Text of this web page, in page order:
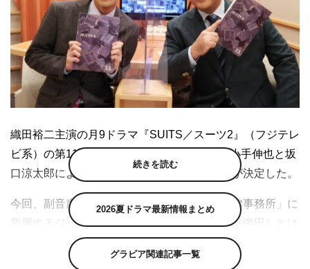
織田裕二主演の月9ドラマ『SUITS／スーツ2』（フジテレ
ビ系）の第11話（9月21日（月）放送）で、小手伸也と坂
口涼太郎による副音声企画が実施されることが決定した。
今回、副音声を担当するのは「幸村・上杉法律事務所」に
所属するジュニアパートナー弁護士で、甲斐（織田）とは
若手のころからしのぎを削ってきたライバル・蟹江貢役を
演じる小手伸也と、「幸村・上杉法律事務所」のアソシエ
続きを読む
2026夏ドラマ最新情報まとめ
グラビア関連記事一覧